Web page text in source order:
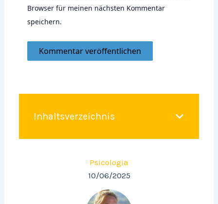
Browser für meinen nächsten Kommentar
speichern.
Inhaltsverzeichnis
Psicologia
10/06/2025